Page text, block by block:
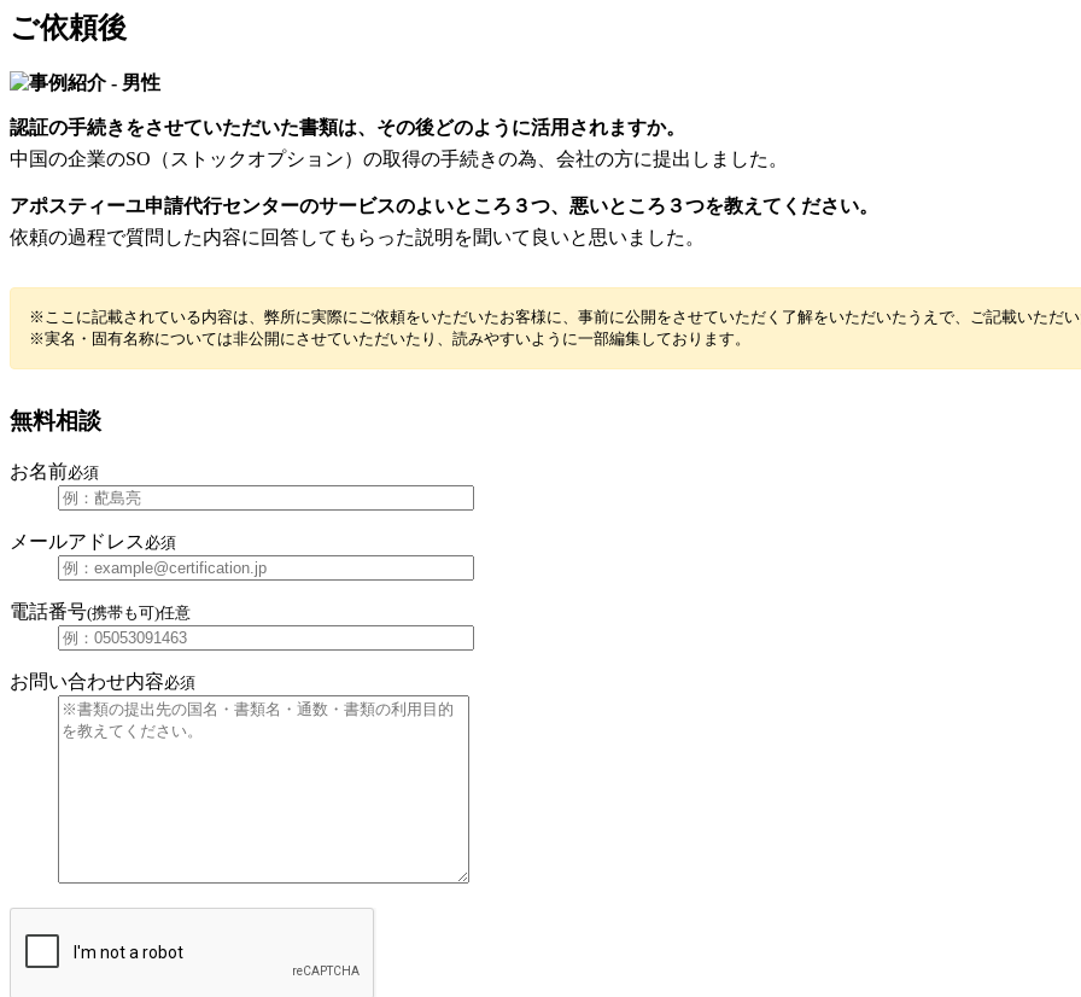
ご依頼後
認証の手続きをさせていただいた書類は、その後どのように活用されますか。
中国の企業のSO（ストックオプション）の取得の手続きの為、会社の方に提出しました。
アポスティーユ申請代行センターのサービスのよいところ３つ、悪いところ３つを教えてください。
依頼の過程で質問した内容に回答してもらった説明を聞いて良いと思いました。
※ここに記載されている内容は、弊所に実際にご依頼をいただいたお客様に、事前に公開をさせていただく了解をいただいたうえで、ご記載いただい
※実名・固有名称については非公開にさせていただいたり、読みやすいように一部編集しております。
無料相談
お名前必須
メールアドレス 必須
電話番号(携帯も可)任意
お問い合わせ内容必須